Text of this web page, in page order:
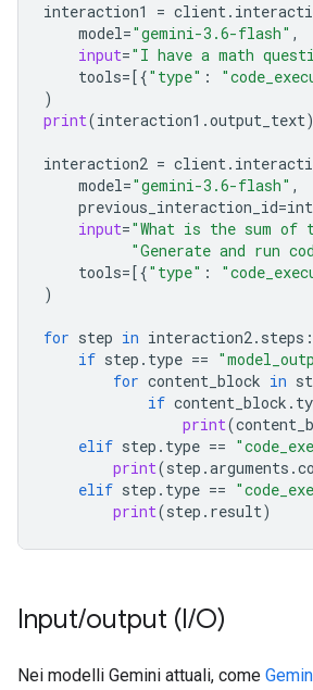
interaction1 = client.
model="gemini-3.6-flash" ,
input="I have a math
tools=[{"type" :
)
print(interaction1 .output_text)
interaction2 = client.
model="gemini-3.6-flash" ,
previous_interaction_id=
input="What is the sum of
"Generate and run
tools=[{"type" :
)
for step in interaction2. steps :
if step . type ==
for content_block in
if content_block .
print(
elif step . type ==
print(step .arguments .
elif step . type ==
print(step . result)
Input/output (I/O)
Nei modelli Gemini attuali, come